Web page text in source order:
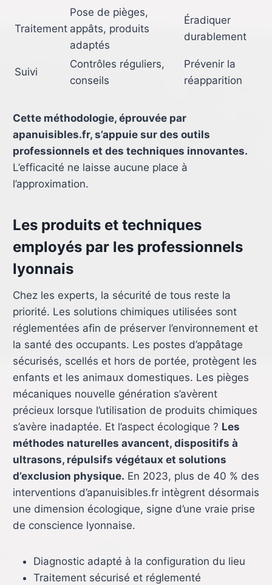
Traitement
Pose de pièges,
appâts, produits
adaptés
Éradiquer
durablement
Suivi
Contrôles réguliers,
conseils
Prévenir la
réapparition
Cette méthodologie, éprouvée par
apanuisibles.fr, s’appuie sur des outils
professionnels et des techniques innovantes.
L’efficacité ne laisse aucune place à
l’approximation.
Les produits et techniques
employés par les professionnels
lyonnais
Chez les experts, la sécurité de tous reste la
priorité. Les solutions chimiques utilisées sont
réglementées afin de préserver l’environnement et
la santé des occupants. Les postes d’appâtage
sécurisés, scellés et hors de portée, protègent les
enfants et les animaux domestiques. Les pièges
mécaniques nouvelle génération s’avèrent
précieux lorsque l’utilisation de produits chimiques
s’avère inadaptée. Et l’aspect écologique ? Les
méthodes naturelles avancent, dispositifs à
ultrasons, répulsifs végétaux et solutions
d’exclusion physique. En 2023, plus de 40 % des
interventions d’apanuisibles.fr intègrent désormais
une dimension écologique, signe d’une vraie prise
de conscience lyonnaise.
Diagnostic adapté à la configuration du lieu
Traitement sécurisé et réglementé